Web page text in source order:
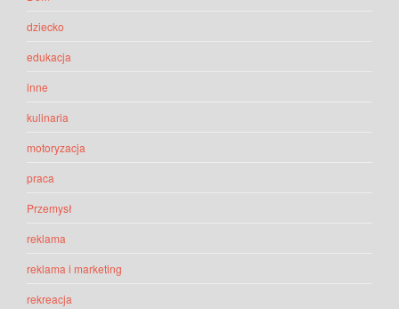
dziecko
edukacja
inne
kulinaria
motoryzacja
praca
Przemysł
reklama
reklama i marketing
rekreacja